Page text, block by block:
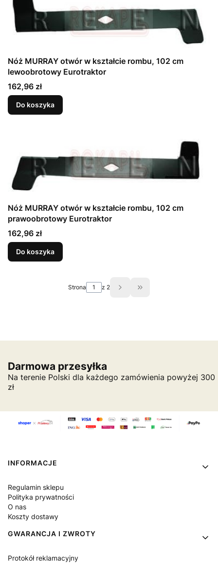
Nóż MURRAY otwór w kształcie rombu, 102 cm
lewoobrotowy Eurotraktor
Cena
162,96 zł
Do koszyka
Nóż MURRAY otwór w kształcie rombu, 102 cm
prawoobrotowy Eurotraktor
Cena
162,96 zł
Do koszyka
Strona z 2 Przejdź do ostatniej
Darmowa przesyłka
Na terenie Polski dla każdego zamówienia powyżej 300
zł
Linki w stopce
INFORMACJE
Regulamin sklepu
Polityka prywatności
O nas
Koszty dostawy
GWARANCJA I ZWROTY
Protokół reklamacyjny